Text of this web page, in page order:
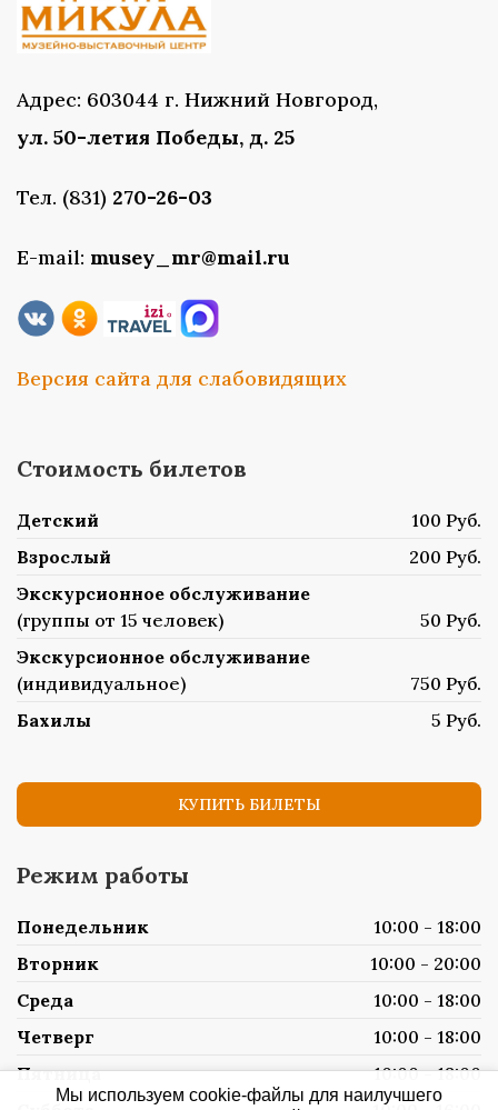
Адрес: 603044 г. Нижний Новгород,
ул. 50-летия Победы, д. 25
Тел. (831) 270-26-03
E-mail: musey_mr@mail.ru
Версия сайта для слабовидящих
Стоимость билетов
Детский
100 Руб.
Взрослый
200 Руб.
Экскурсионное обслуживание
(группы от 15 человек)
50 Руб.
Экскурсионное обслуживание
(индивидуальное)
750 Руб.
Бахилы
5 Руб.
КУПИТЬ БИЛЕТЫ
Режим работы
Понедельник
10:00 - 18:00
Вторник
10:00 - 20:00
Среда
10:00 - 18:00
Четверг
10:00 - 18:00
Пятница
10:00 - 18:00
Мы используем cookie-файлы для наилучшего